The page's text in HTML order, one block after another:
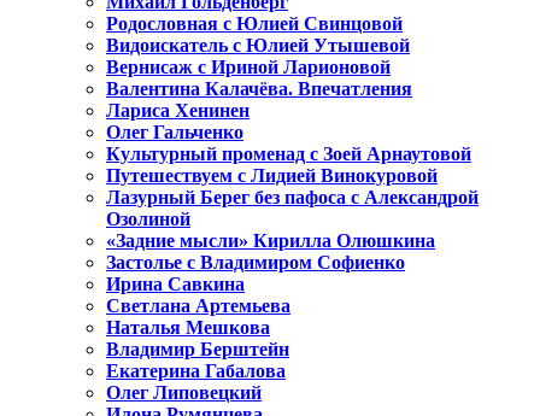
Родословная с Юлией Свинцовой
Видоискатель с Юлией Утышевой
Вернисаж с Ириной Ларионовой
Валентина Калачёва. Впечатления
Лариса Хенинен
Олег Гальченко
Культурный променад с Зоей Арнаутовой
Путешествуем с Лидией Винокуровой
Лазурный Берег без пафоса с Александрой
Озолиной
«Задние мысли» Кирилла Олюшкина
Застолье с Владимиром Софиенко
Ирина Савкина
Светлана Артемьева
Наталья Мешкова
Владимир Берштейн
Екатерина Габалова
Олег Липовецкий